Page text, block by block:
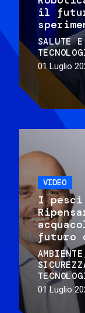
il
SALUTE E
01 Luglio
VIDEO
I pesci
futuro
AMBIENTE
01 Luglio